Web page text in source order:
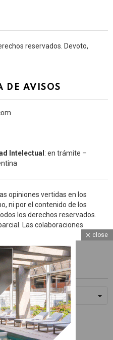
reservados. Devoto,
DE AVISOS
Intelectual : en trámite –
opiniones vertidas en los
ni por el contenido de los
los derechos reservados.
Las colaboraciones
Magazine
close